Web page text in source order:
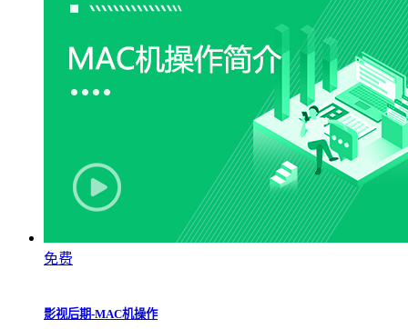
免费
影视后期-MAC机操作